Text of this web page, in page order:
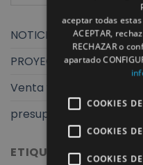
NOTICIAS
PROYECTOS
Venta y exposición
presupuestos finstral
ETIQUETAS
aceptar todas
ACEPTAR,
RECHAZAR o
apartado
COOKIES
COOKIES
COOKIES